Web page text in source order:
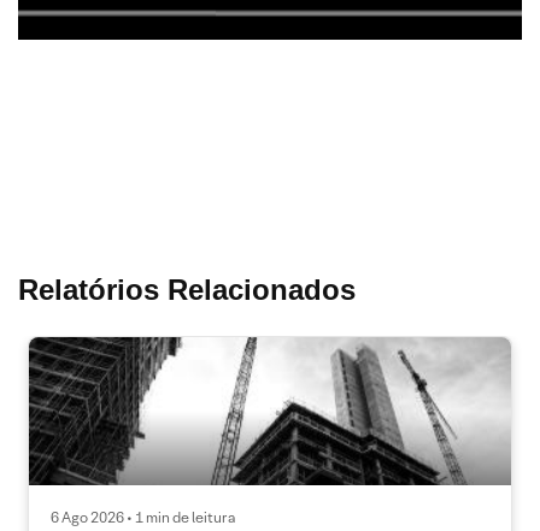
Relatórios Relacionados
6 Ago 2026 • 1 min de leitura